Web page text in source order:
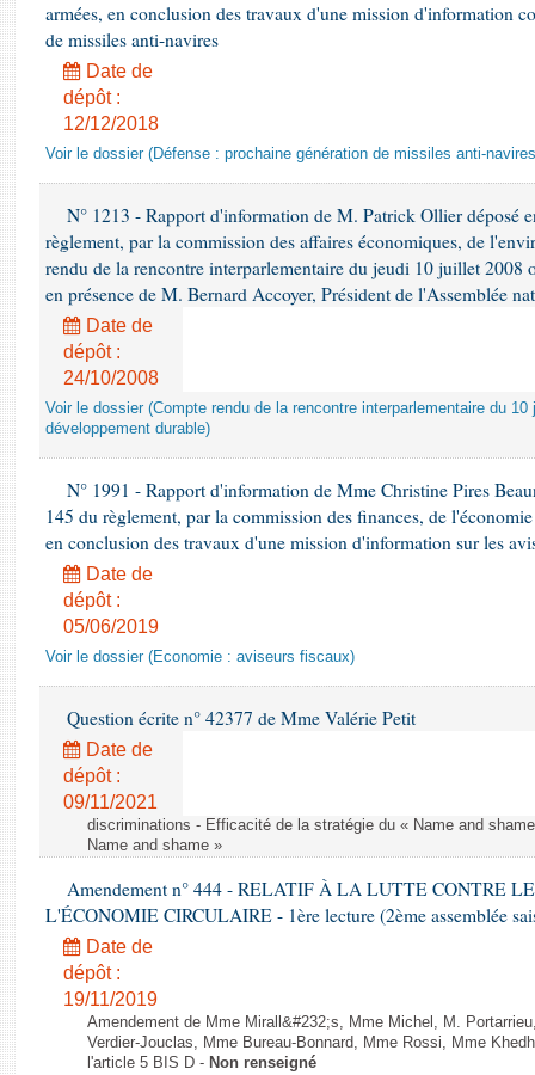
armées, en conclusion des travaux d'une mission d'information
de missiles anti-navires
Date de
dépôt :
12/12/2018
Voir le dossier (Défense : prochaine génération de missiles anti-
N° 1213 - Rapport d'information de M. Patrick Ollier déposé
règlement, par la commission des affaires économiques, de
rendu de la rencontre interparlementaire du jeudi 10 juillet 2008
en présence de M. Bernard Accoyer, Président de l'Assemblée
Date de
dépôt :
24/10/2008
Voir le dossier (Compte rendu de la rencontre interparlementaire du
développement durable)
N° 1991 - Rapport d'information de Mme Christine Pires
145 du règlement, par la commission des finances, de
en conclusion des travaux d'une mission d'information sur les
Date de
dépôt :
05/06/2019
Voir le dossier (Economie : aviseurs fiscaux)
Question écrite n° 42377 de Mme Valérie Petit
Date de
dépôt :
09/11/2021
discriminations - Efficacité de la stratégie du « Name and
Name and shame »
Amendement n° 444 - RELATIF À LA LUTTE CONTRE
L'ÉCONOMIE CIRCULAIRE - 1ère lecture (2ème assemblée
Date de
dépôt :
19/11/2019
Amendement de Mme Mirall&#232;s, Mme Michel, M.
Verdier-Jouclas, Mme Bureau-Bonnard, Mme Rossi, Mme
l'article 5 BIS D - Non renseigné